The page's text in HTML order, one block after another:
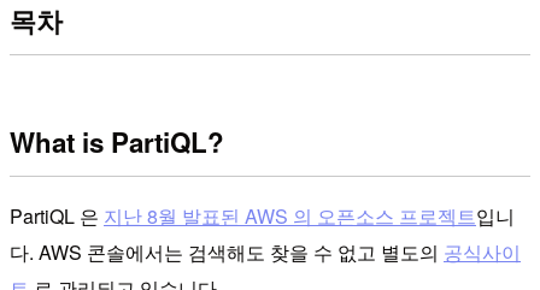
목차
What is PartiQL?
PartiQL 은 지난 8월 발표된 AWS 의 오픈소스 프로젝트입니
다. AWS 콘솔에서는 검색해도 찾을 수 없고 별도의 공식사이